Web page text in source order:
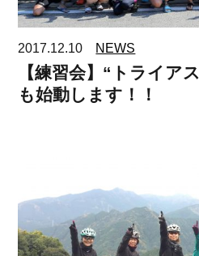
2017.12.10 NEWS
【練習会】“トライア
も始動します！！